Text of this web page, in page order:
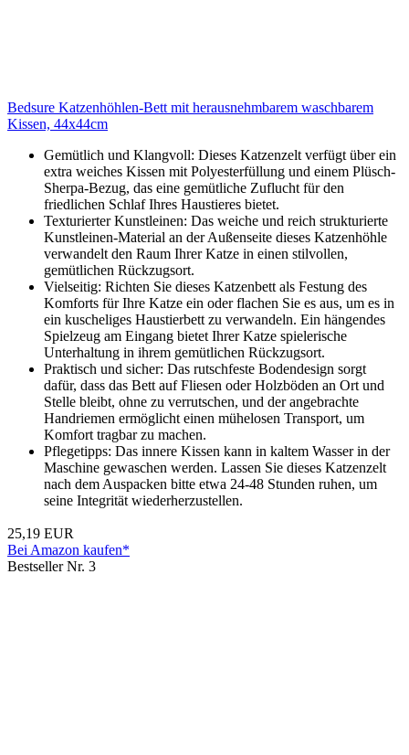
Bedsure Katzenhöhlen-Bett mit herausnehmbarem waschbarem
Kissen, 44x44cm
Gemütlich und Klangvoll: Dieses Katzenzelt verfügt über ein
extra weiches Kissen mit Polyesterfüllung und einem Plüsch-
Sherpa-Bezug, das eine gemütliche Zuflucht für den
friedlichen Schlaf Ihres Haustieres bietet.
Texturierter Kunstleinen: Das weiche und reich strukturierte
Kunstleinen-Material an der Außenseite dieses Katzenhöhle
verwandelt den Raum Ihrer Katze in einen stilvollen,
gemütlichen Rückzugsort.
Vielseitig: Richten Sie dieses Katzenbett als Festung des
Komforts für Ihre Katze ein oder flachen Sie es aus, um es in
ein kuscheliges Haustierbett zu verwandeln. Ein hängendes
Spielzeug am Eingang bietet Ihrer Katze spielerische
Unterhaltung in ihrem gemütlichen Rückzugsort.
Praktisch und sicher: Das rutschfeste Bodendesign sorgt
dafür, dass das Bett auf Fliesen oder Holzböden an Ort und
Stelle bleibt, ohne zu verrutschen, und der angebrachte
Handriemen ermöglicht einen mühelosen Transport, um
Komfort tragbar zu machen.
Pflegetipps: Das innere Kissen kann in kaltem Wasser in der
Maschine gewaschen werden. Lassen Sie dieses Katzenzelt
nach dem Auspacken bitte etwa 24-48 Stunden ruhen, um
seine Integrität wiederherzustellen.
25,19 EUR
Bei Amazon kaufen*
Bestseller Nr. 3